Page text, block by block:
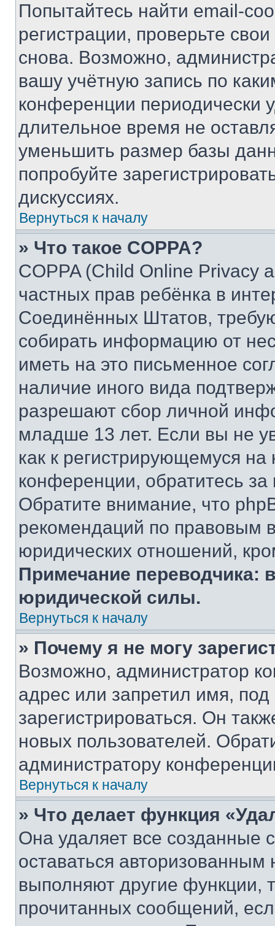
Попытайтесь найти email-
регистрации, проверьте
снова. Возможно,
вашу учётную запись по
конференции периодически
длительное время не
уменьшить размер базы
попробуйте
дискуссиях.
Вернуться к началу
» Что такое COPPA?
COPPA (Child Online Privacy
частных прав ребёнка в
Соединённых Штатов,
собирать информацию от
иметь на это письменное
наличие иного вида
разрешают сбор личной
младше 13 лет. Если вы не
как к регистрирующемуся
конференции, обратитесь
Обратите внимание, что
рекомендаций по правовым
юридических отношений,
Примечание переводчика:
юридической силы.
Вернуться к началу
» Почему я не могу
Возможно, администратор
адрес или запретил имя,
зарегистрироваться. Он
новых пользователей.
администратору
Вернуться к началу
» Что делает функция
Она удаляет все созданные
оставаться
выполняют другие функции,
прочитанных сообщений,